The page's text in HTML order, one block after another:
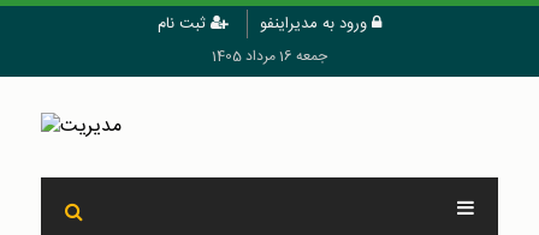
ورود به مدیراینفو ثبت نام
جمعه 16 مرداد 1405